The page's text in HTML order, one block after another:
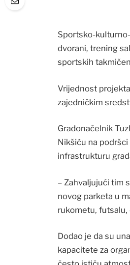
Sportsko-
dvorani, trening
sportskih
Vrijednost
zajedničkim
Gradonačelnik
Nikšiću na
infrastrukturu
– Zahvaljujući tim
novog parketa u
rukometu, futsalu,
Dodao je da su
kapacitete za